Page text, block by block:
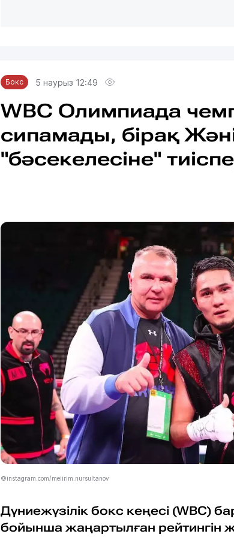
Бокс 5 наурыз 12:49
WBC Олимпиада
сипамады, бірақ
"бәсекелесіне"
©instagram.com/meiirim.nursultanov
Дүниежүзілік бокс кеңесі (WBC)
бойынша жаңартылған рейтингін